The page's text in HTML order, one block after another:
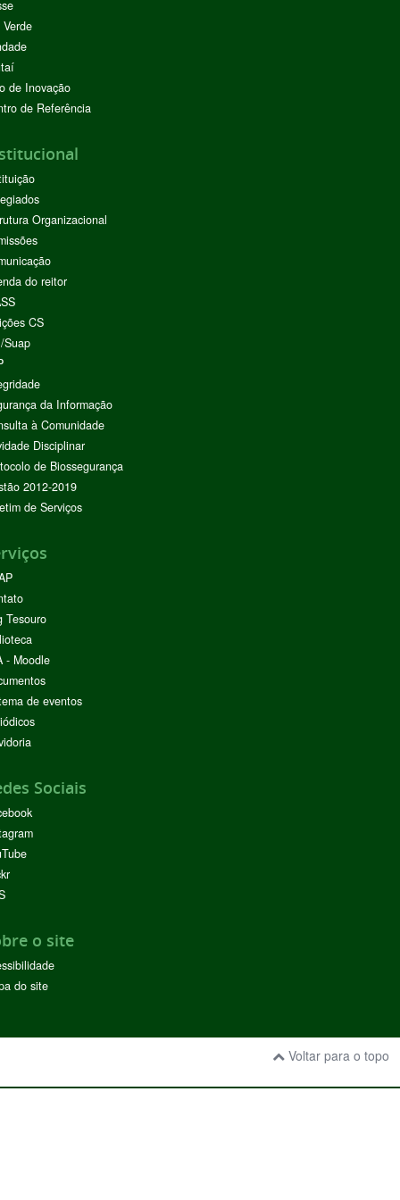
de Inovação
de Referência
Organizacional
do reitor
CS
Suap
da Informação
à Comunidade
Disciplinar
de Biossegurança
2012-2019
de Serviços
Tesouro
- Moodle
de eventos
Sociais
o site
do site
Voltar para o topo